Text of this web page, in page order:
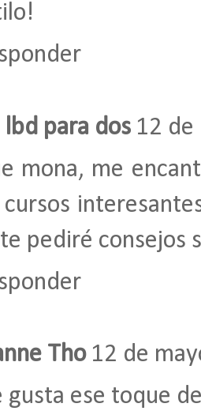
lbd para dos 12 de
mona, me
pediré consejos
Tho 12 de
gusta ese toque